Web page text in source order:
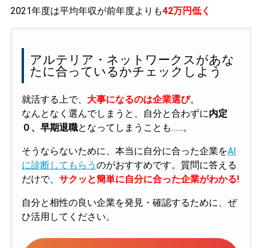
2021年度は平均年収が前年度よりも42万円低く
アルテリア・ネットワークスがあな
たに合っているかチェックしよう
就活する上で、 大事になるのは企業選び。
なんとなく選んでしまうと、自分と合わずに内定
０、早期退職となってしまうことも……。
そうならないために、本当に自分に合った企業をAI
に診断してもらう のがおすすめです。質問に答える
だけで、 サクッと簡単に自分に合った企業がわかる!
自分と相性の良い企業を発見・確認するために、ぜ
ひ活用してください。